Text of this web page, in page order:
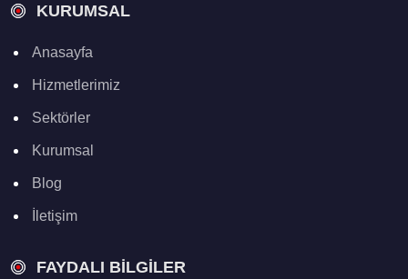
KURUMSAL
Anasayfa
Hizmetlerimiz
Sektörler
Kurumsal
Blog
İletişim
FAYDALI BILGILER